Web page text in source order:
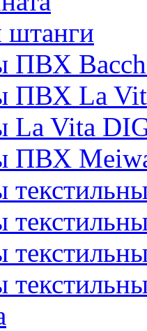
ПВХ
ПВХ La
La Vita
ПВХ